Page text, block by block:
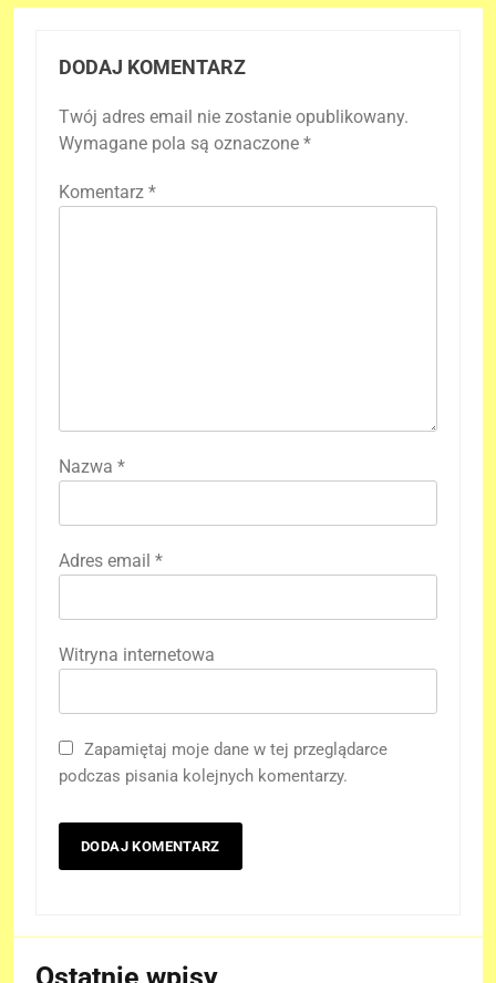
DODAJ KOMENTARZ
Twój adres email nie zostanie opublikowany.
Wymagane pola są oznaczone *
Komentarz *
Nazwa *
Adres email *
Witryna internetowa
Zapamiętaj moje dane w tej przeglądarce
podczas pisania kolejnych komentarzy.